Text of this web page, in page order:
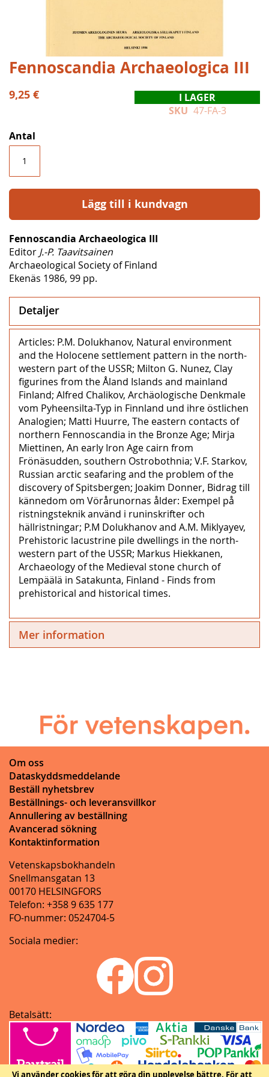
Vi använder cookies för att göra din upplevelse bättre. För att
Hoppa
till
början
av
Fennoscandia Archaeologica III
9,25 €
I LAGER
SKU 47-FA-3
Antal
Lägg till i kundvagn
Fennoscandia Archaeologica III
Editor J.-P. Taavitsainen
Archaeological Society of Finland
Ekenäs 1986, 99 pp.
Detaljer
Articles: P.M. Dolukhanov, Natural environment
and the Holocene settlement pattern in the north-
western part of the USSR; Milton G. Nunez, Clay
figurines from the Åland Islands and mainland
Finland; Alfred Chalikov, Archäologische Denkmale
vom Pyheensilta-Typ in Finnland und ihre östlichen
Analogien; Matti Huurre, The eastern contacts of
northern Fennoscandia in the Bronze Age; Mirja
Miettinen, An early Iron Age cairn from
Frönäsudden, southern Ostrobothnia; V.F. Starkov,
Russian arctic seafaring and the problem of the
discovery of Spitsbergen; Joakim Donner, Bidrag till
kännedom om Vörårunornas ålder: Exempel på
ristningsteknik använd i runinskrifter och
hällristningar; P.M Dolukhanov and A.M. Miklyayev,
Prehistoric lacustrine pile dwellings in the north-
western part of the USSR; Markus Hiekkanen,
Archaeology of the Medieval stone church of
Lempäälä in Satakunta, Finland - Finds from
prehistorical and historical times.
Mer information
Om oss
Dataskyddsmeddelande
Beställ nyhetsbrev
Beställnings- och leveransvillkor
Annullering av beställning
Avancerad sökning
Kontaktinformation
Vetenskapsbokhandeln
Snellmansgatan 13
00170 HELSINGFORS
Telefon: +358 9 635 177
FO-nummer: 0524704-5
Sociala medier:
Betalsätt: